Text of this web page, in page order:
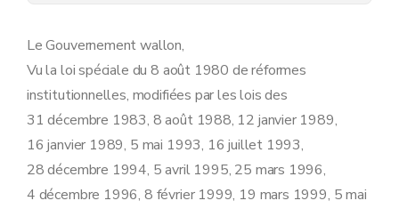
Section 2 En matière d'information et de sensibilisation à l'utilisation rationnelle de l'énergie et aux énergies renouvelables
Art. 12
Art. 13
Section3
En matière de fourniture industrielle de plus de 20 GWh par an et d'autoproduction d'électricité verte
Art.14 bis
Chapitre III
Obligations de service public spécifiques aux gestionnaires de réseaux
Section première En matière de sécurité, régularité et qualité d'approvisionnement
Art. 15
Le Gouvernement wallon,
Vu la loi spéciale du 8 août 1980 de réformes
institutionnelles, modifiées par les lois des
31 décembre 1983, 8 août 1988, 12 janvier 1989,
16 janvier 1989, 5 mai 1993, 16 juillet 1993,
28 décembre 1994, 5 avril 1995, 25 mars 1996,
4 décembre 1996, 8 février 1999, 19 mars 1999, 5 mai